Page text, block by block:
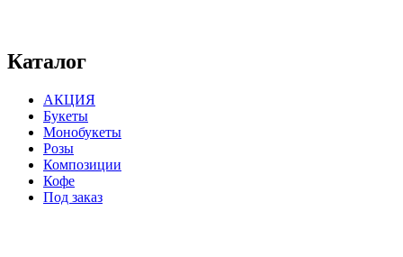
Каталог
АКЦИЯ
Букеты
Монобукеты
Розы
Композиции
Кофе
Под заказ